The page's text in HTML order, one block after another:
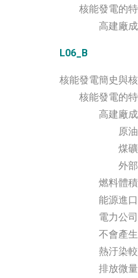
核能發電的
高建廠成本、
L06_B
核能發電簡史與
核能發電的特
高建廠成本、
原油價格
煤礦價格
外部成
燃料體積小
能源進口國
電力公司承擔
不會產生溫
熱汙染較火
排放微量的